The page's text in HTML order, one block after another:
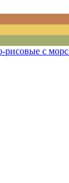
рисовые с